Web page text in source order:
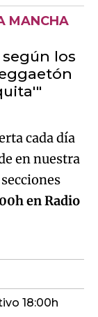
MANCHA
los
cada día
en nuestra
en Radio
18:00h